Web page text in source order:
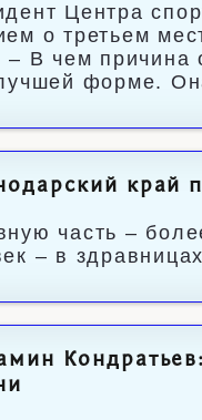
Центра
о третьем
– В чем причина
форме.
край
часть –
– в